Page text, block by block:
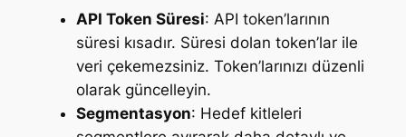
API Token Süresi: API token’larının
süresi kısadır. Süresi dolan token’lar ile
veri çekemezsiniz. Token’larınızı düzenli
olarak güncelleyin.
Segmentasyon: Hedef kitleleri